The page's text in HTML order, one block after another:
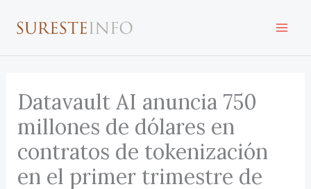
Datavault AI anuncia 750
millones de dólares en
contratos de tokenización
en el primer trimestre de